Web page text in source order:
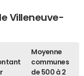
Villeneuve-
Moyenne
communes
de 500 à 2